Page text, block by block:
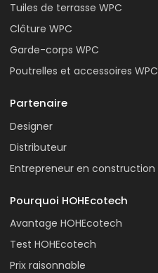
Tuiles de terrasse WPC
Clôture WPC
Garde-corps WPC
Poutrelles et accessoires WPC
Partenaire
Designer
Distributeur
Entrepreneur en construction
Pourquoi HOHEcotech
Avantage HOHEcotech
Test HOHEcotech
Prix raisonnable